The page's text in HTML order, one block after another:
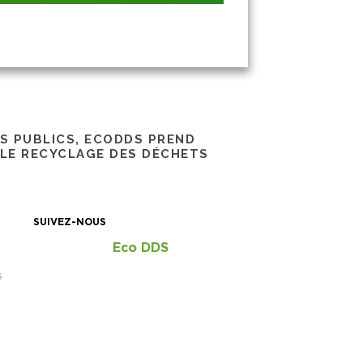
PUBLICS, ECODDS PREND
RECYCLAGE DES DÉCHETS
SUIVEZ-NOUS
Eco DDS